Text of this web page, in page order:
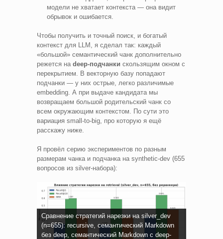
модели не хватает контекста — она видит
обрывок и ошибается.
Чтобы получить и точный поиск, и богатый
контекст для LLM, я сделал так: каждый
«большой» семантический чанк дополнительно
режется на deep-подчанки скользящим окном с
перекрытием. В векторную базу попадают
подчанки — у них острые, легко различимые
embedding. А при выдаче кандидата мы
возвращаем большой родительский чанк со
всем окружающим контекстом. По сути это
вариация small-to-big, про которую я ещё
расскажу ниже.
Я провёл серию экспериментов по разным
размерам чанка и подчанка на synthetic-dev (655
вопросов из silver-набора):
Сравнение стратегий нарезки на silver_dev
(n=655): recursive, семантический Markdown
без deep, семантический Markdown с deep-